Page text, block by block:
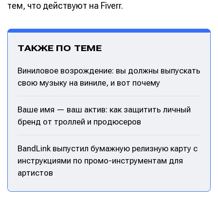
тем, что действуют на Fiverr.
ТАКЖЕ ПО ТЕМЕ
Виниловое возрождение: вы должны выпускать
свою музыку на виниле, и вот почему
Ваше имя — ваш актив: как защитить личный
бренд от троллей и продюсеров
BandLink выпустил бумажную релизную карту с
инструкциями по промо-инструментам для
артистов